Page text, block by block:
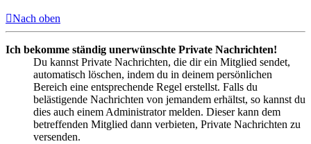
Nach oben
Ich bekomme ständig unerwünschte Private Nachrichten!
Du kannst Private Nachrichten, die dir ein Mitglied sendet,
automatisch löschen, indem du in deinem persönlichen
Bereich eine entsprechende Regel erstellst. Falls du
belästigende Nachrichten von jemandem erhältst, so kannst du
dies auch einem Administrator melden. Dieser kann dem
betreffenden Mitglied dann verbieten, Private Nachrichten zu
versenden.